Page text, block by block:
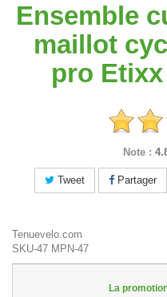
Ensemble
maillot
pro
Note :
Tweet Partager
Tenuevelo.com
SKU-47 MPN-47
La